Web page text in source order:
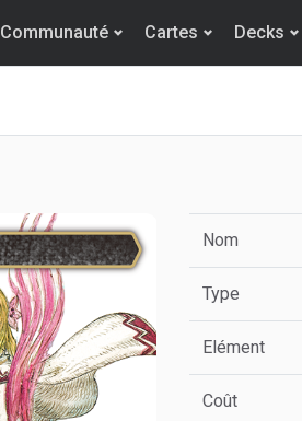
Communauté Cartes Decks
Nom
Type
Elément
Coût